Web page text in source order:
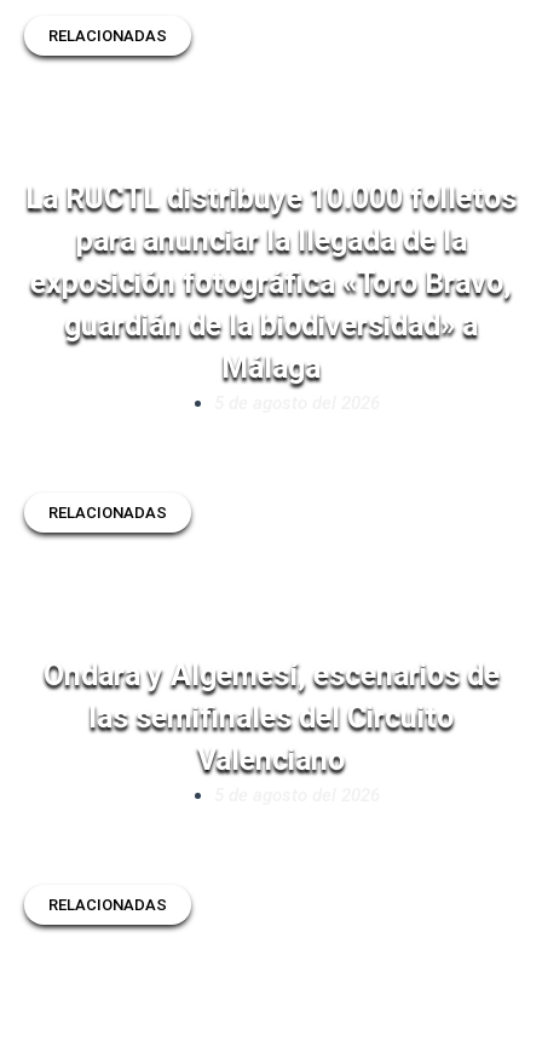
RELACIONADAS
La RUCTL distribuye 10.000 folletos
para anunciar la llegada de la
exposición fotográfica «Toro Bravo,
guardián de la biodiversidad» a
Málaga
RELACIONADAS
Ondara y Algemesí, escenarios de
las semifinales del Circuito
Valenciano
RELACIONADAS